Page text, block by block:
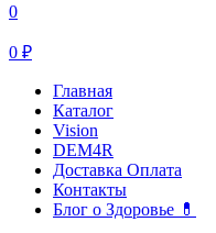
0
0 ₽
Главная
Каталог
Vision
DEM4R
Доставка Оплата
Контакты
Блог о Здоровье 💊